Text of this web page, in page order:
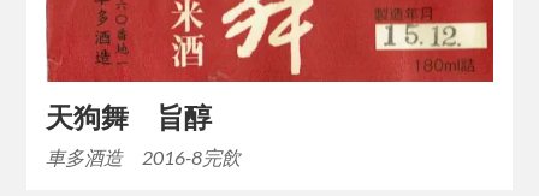
天狗舞 旨醇
車多酒造 2016-8完飲